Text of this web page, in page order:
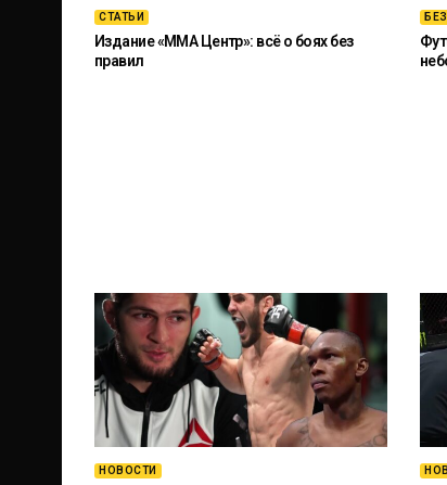
СТАТЬИ
Издание «ММА Центр»: всё о боях без
правил
НОВОСТИ